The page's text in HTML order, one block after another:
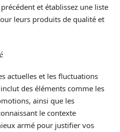
et établissez une liste
leurs produits de qualité et
actuelles et les fluctuations
des éléments comme les
ainsi que les
le contexte
armé pour justifier vos